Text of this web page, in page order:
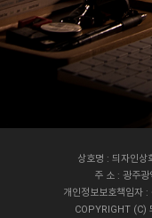
상호명 : 듸자인
주 소 : 광주
개인정보보호책임
COPYRIGHT (C)